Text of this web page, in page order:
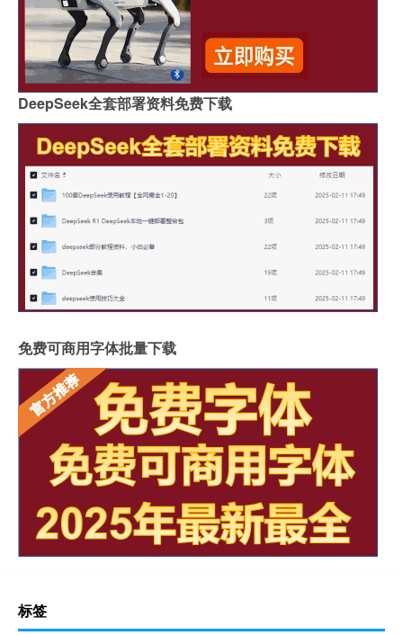
DeepSeek全套部署资料免费下载
免费可商用字体批量下载
标签